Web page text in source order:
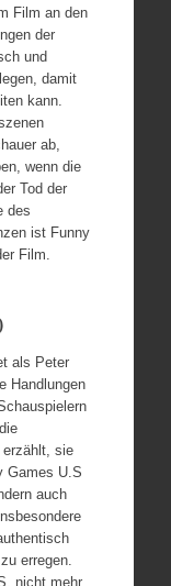
Film an den
der
und
damit
kann.
ab,
wenn die
Tod der
des
ist Funny
Film.
als Peter
Handlungen
sie
Games U.S
auch
erregen.
nicht mehr